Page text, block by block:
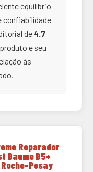
equilíbrio
confiabilidade
de 4.7
e seu
às
Reparador
Baume B5+
Posay